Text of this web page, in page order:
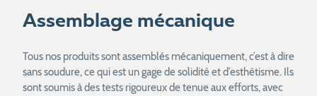
Assemblage mécanique
Tous nos produits sont assemblés mécaniquement, c’est à dire
sans soudure, ce qui est un gage de solidité et d’esthétisme. Ils
sont soumis à des tests rigoureux de tenue aux efforts, avec